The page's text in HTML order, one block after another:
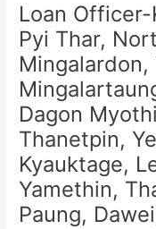
Loan
Pyi Thar,
Mingalardon,
Dagon
Thanetpin,
Kyauktage,
Yamethin,
Paung,